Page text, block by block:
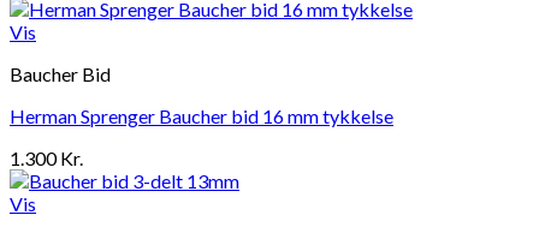
Vis
Baucher Bid
Herman Sprenger Baucher bid 16 mm tykkelse
1.300Kr.
Vis